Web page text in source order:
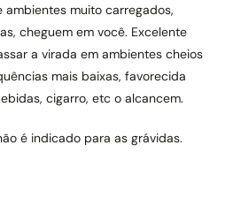
ambientes muito carregados,
cheguem em você. Excelente
a virada em ambientes cheios
mais baixas, favorecida
cigarro, etc o alcancem.
é indicado para as grávidas.